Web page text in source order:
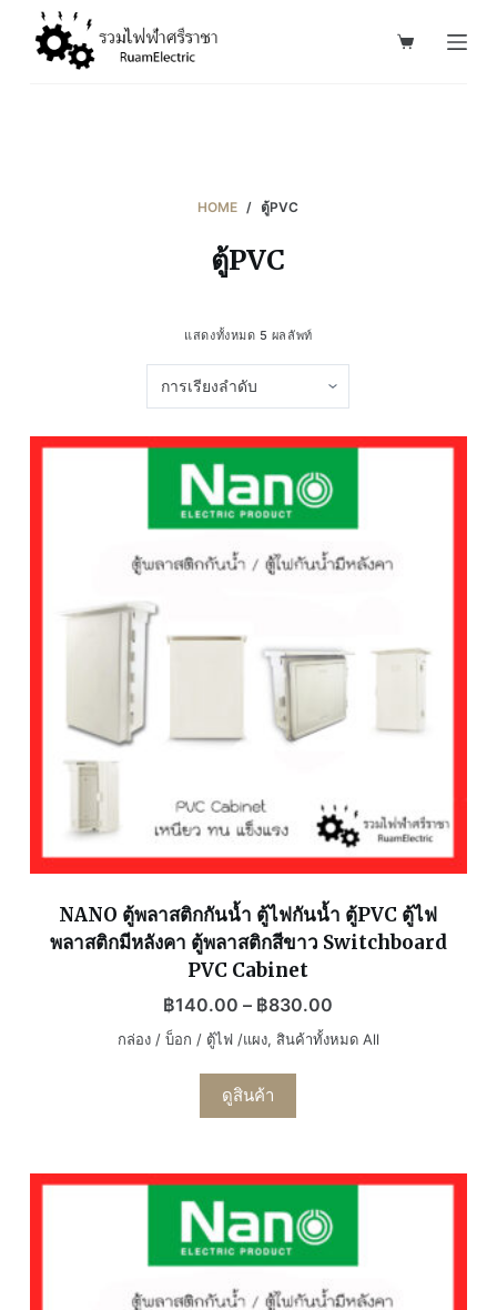
HOME / ตู้PVC
ตู้PVC
แสดงทั้งหมด 5 ผลลัพท์
NANO ตู้พลาสติกกันน้ำ ตู้ไฟกันน้ำ ตู้PVC ตู้ไฟ
พลาสติกมีหลังคา ตู้พลาสติกสีขาว Switchboard
PVC Cabinet
฿140.00 – ฿830.00
กล่อง / บ็อก / ตู้ไฟ /แผง, สินค้าทั้งหมด All
ดูสินค้า